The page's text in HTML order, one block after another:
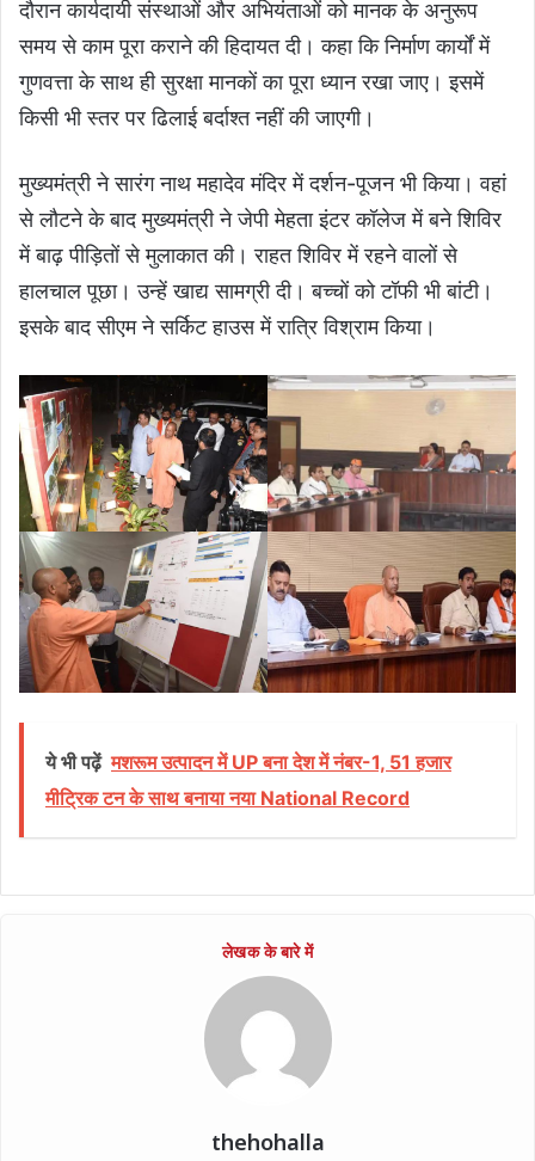
दौरान कार्यदायी संस्थाओं और अभियंताओं को मानक के अनुरूप
समय से काम पूरा कराने की हिदायत दी। कहा कि निर्माण कार्यों में
गुणवत्ता के साथ ही सुरक्षा मानकों का पूरा ध्यान रखा जाए। इसमें
किसी भी स्तर पर ढिलाई बर्दाश्त नहीं की जाएगी।
मुख्यमंत्री ने सारंग नाथ महादेव मंदिर में दर्शन-पूजन भी किया। वहां
से लौटने के बाद मुख्यमंत्री ने जेपी मेहता इंटर कॉलेज में बने शिविर
में बाढ़ पीड़ितों से मुलाकात की। राहत शिविर में रहने वालों से
हालचाल पूछा। उन्हें खाद्य सामग्री दी। बच्चों को टॉफी भी बांटी।
इसके बाद सीएम ने सर्किट हाउस में रात्रि विश्राम किया।
ये भी पढ़ें मशरूम उत्पादन में UP बना देश में नंबर-1, 51 हजार
मीट्रिक टन के साथ बनाया नया National Record
thehohalla